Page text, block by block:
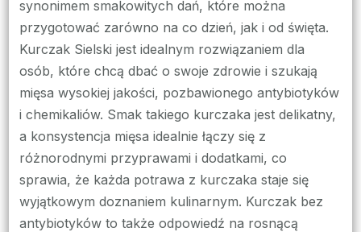
synonimem smakowitych dań, które można
przygotować zarówno na co dzień, jak i od święta.
Kurczak Sielski jest idealnym rozwiązaniem dla
osób, które chcą dbać o swoje zdrowie i szukają
mięsa wysokiej jakości, pozbawionego antybiotyków
i chemikaliów. Smak takiego kurczaka jest delikatny,
a konsystencja mięsa idealnie łączy się z
różnorodnymi przyprawami i dodatkami, co
sprawia, że każda potrawa z kurczaka staje się
wyjątkowym doznaniem kulinarnym. Kurczak bez
antybiotyków to także odpowiedź na rosnącą